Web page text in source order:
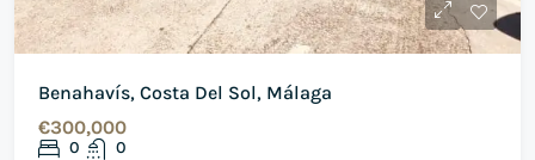
Benahavís, Costa Del Sol, Málaga
€300,000
0 0